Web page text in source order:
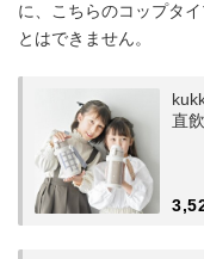
に、こちらのコップタ
とはできません。
直